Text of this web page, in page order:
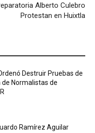
Alberto Culebro
Protestan en Huixtla
Destruir Pruebas de
de Normalistas de
Ramírez Aguilar